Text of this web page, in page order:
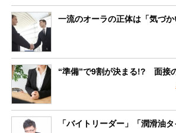
一流のオーラの正体は「気づか
“準備”で9割が決まる!? 面接
「バイトリーダー」「潤滑油